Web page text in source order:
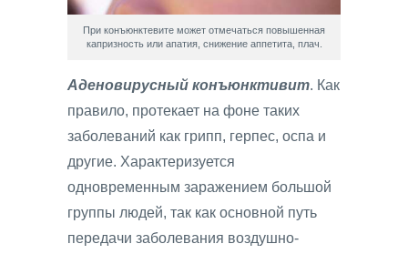
При конъюнктевите может отмечаться повышенная
капризность или апатия, снижение аппетита, плач.
Аденовирусный конъюнктивит. Как
правило, протекает на фоне таких
заболеваний как грипп, герпес, оспа и
другие. Характеризуется
одновременным заражением большой
группы людей, так как основной путь
передачи заболевания воздушно-